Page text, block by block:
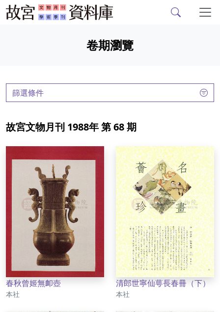
故宮文物月刊、故宮學
卷期瀏覽
篩選條件
故宮文物月刊 1988年 第 68 期
春秋曾姬無卹壺
作者
本社
清郎世寧仙萼長春冊（下）
作者
本社